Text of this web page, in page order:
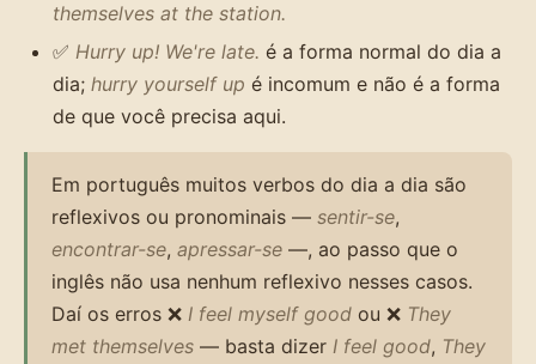
themselves at the station.
✅ Hurry up! We're late. é a forma normal do dia a
dia; hurry yourself up é incomum e não é a forma
de que você precisa aqui.
Em português muitos verbos do dia a dia são
reflexivos ou pronominais — sentir-se,
encontrar-se, apressar-se —, ao passo que o
inglês não usa nenhum reflexivo nesses casos.
Daí os erros ❌ I feel myself good ou ❌ They
met themselves — basta dizer I feel good, They